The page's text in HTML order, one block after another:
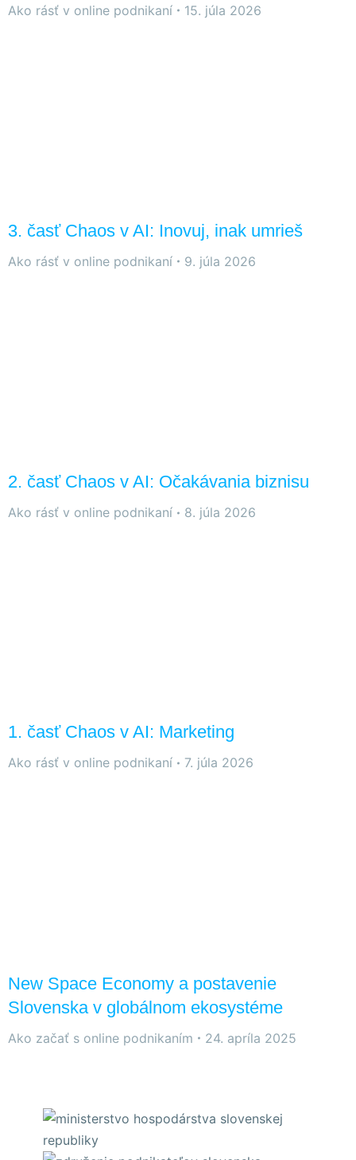
Ako rásť v online podnikaní 15. júla 2026
3. časť Chaos v AI: Inovuj, inak umrieš
Ako rásť v online podnikaní 9. júla 2026
2. časť Chaos v AI: Očakávania biznisu
Ako rásť v online podnikaní 8. júla 2026
1. časť Chaos v AI: Marketing
Ako rásť v online podnikaní 7. júla 2026
New Space Economy a postavenie
Slovenska v globálnom ekosystéme
Ako začať s online podnikaním 24. apríla 2025